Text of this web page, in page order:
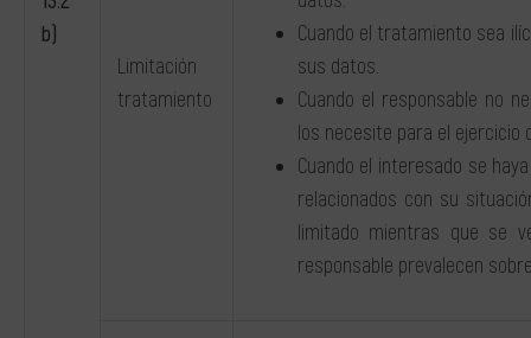
b)
Limitación
tratamiento
Cuando el tratamiento sea
sus datos.
Cuando el responsable no
los necesite para el ejercicio
Cuando el interesado se
relacionados con su
limitado mientras que se
responsable prevalecen